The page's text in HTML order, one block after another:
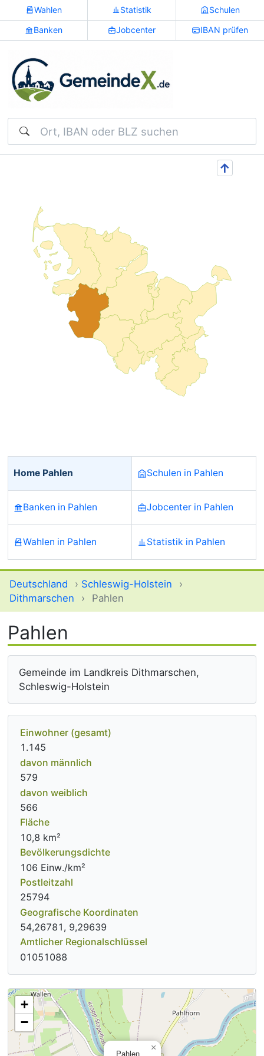
Wahlen Statistik Schulen
Banken Jobcenter IBAN prüfen
Suchen
↑
Home Pahlen Schulen in Pahlen
Banken in Pahlen Jobcenter in Pahlen
Wahlen in Pahlen Statistik in Pahlen
Deutschland › Schleswig-Holstein
›
Dithmarschen
› Pahlen
Pahlen
Gemeinde im Landkreis Dithmarschen,
Schleswig-Holstein
Einwohner (gesamt)
1.145
davon männlich
579
davon weiblich
566
Fläche
10,8 km²
Bevölkerungsdichte
106 Einw./km²
Postleitzahl
25794
Geografische Koordinaten
54,26781, 9,29639
Amtlicher Regionalschlüssel
01051088
Pahlen
×
+
−